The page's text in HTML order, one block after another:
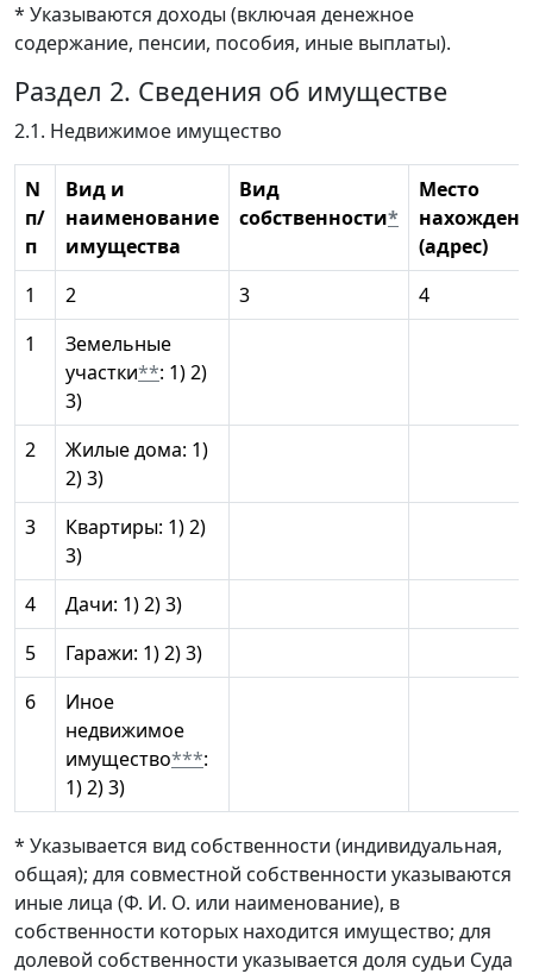
* Указываются доходы (включая денежное
содержание, пенсии, пособия, иные выплаты).
Раздел 2. Сведения об имуществе
2.1. Недвижимое имущество
N
п/
п
Вид и
наименование
имущества
Вид
собственности*
Место
(адрес)
1
2 3
4
1
Земельные
участки**: 1) 2)
3)
2
Жилые дома: 1)
2) 3)
3
Квартиры: 1) 2)
3)
4
Дачи: 1) 2) 3)
5
Гаражи: 1) 2) 3)
6
Иное
недвижимое
имущество***:
1) 2) 3)
* Указывается вид собственности (индивидуальная,
общая); для совместной собственности указываются
иные лица (Ф. И. О. или наименование), в
собственности которых находится имущество; для
долевой собственности указывается доля судьи Суда